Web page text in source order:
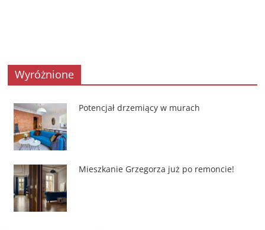
Wyróżnione
Potencjał drzemiący w murach
Mieszkanie Grzegorza już po remoncie!